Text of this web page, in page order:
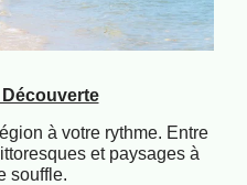
à votre rythme. Entre
et paysages à
souffle.